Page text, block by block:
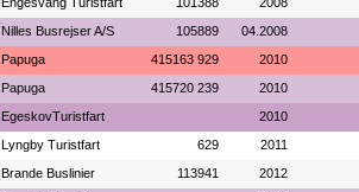
Nilles Busrejser A/S 105889 04.2008
Papuga 415163 929 2010
Papuga 415720 239 2010
EgeskovTuristfart 2010
Lyngby Turistfart 629 2011
Brande Buslinier 113941 2012